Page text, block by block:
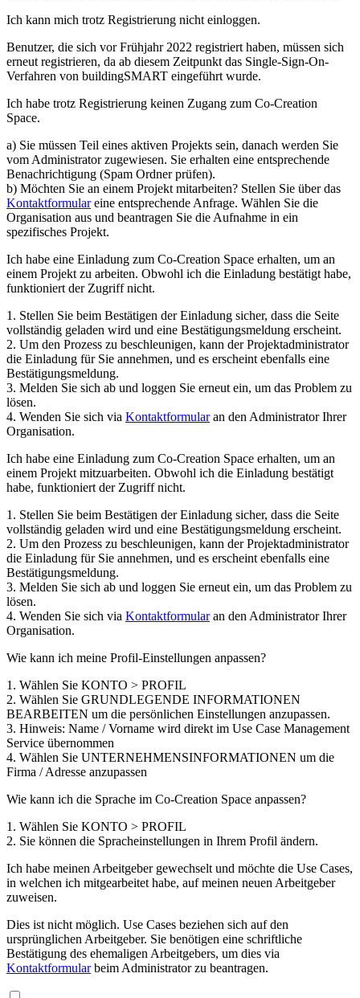
Ich kann mich trotz Registrierung nicht einloggen.
Benutzer, die sich vor Frühjahr 2022 registriert haben, müssen sich
erneut registrieren, da ab diesem Zeitpunkt das Single-Sign-On-
Verfahren von buildingSMART eingeführt wurde.
Ich habe trotz Registrierung keinen Zugang zum Co-Creation
Space.
a) Sie müssen Teil eines aktiven Projekts sein, danach werden Sie
vom Administrator zugewiesen. Sie erhalten eine entsprechende
Benachrichtigung (Spam Ordner prüfen).
b) Möchten Sie an einem Projekt mitarbeiten? Stellen Sie über das
Kontaktformulareine entsprechende Anfrage. Wählen Sie die
Organisation aus und beantragen Sie die Aufnahme in ein
spezifisches Projekt.
Ich habe eine Einladung zum Co-Creation Space erhalten, um an
einem Projekt zu arbeiten. Obwohl ich die Einladung bestätigt habe,
funktioniert der Zugriff nicht.
1. Stellen Sie beim Bestätigen der Einladung sicher, dass die Seite
vollständig geladen wird und eine Bestätigungsmeldung erscheint.
2. Um den Prozess zu beschleunigen, kann der Projektadministrator
die Einladung für Sie annehmen, und es erscheint ebenfalls eine
Bestätigungsmeldung.
3. Melden Sie sich ab und loggen Sie erneut ein, um das Problem zu
lösen.
4. Wenden Sie sich via Kontaktformularan den Administrator Ihrer
Organisation.
Ich habe eine Einladung zum Co-Creation Space erhalten, um an
einem Projekt mitzuarbeiten. Obwohl ich die Einladung bestätigt
habe, funktioniert der Zugriff nicht.
1. Stellen Sie beim Bestätigen der Einladung sicher, dass die Seite
vollständig geladen wird und eine Bestätigungsmeldung erscheint.
2. Um den Prozess zu beschleunigen, kann der Projektadministrator
die Einladung für Sie annehmen, und es erscheint ebenfalls eine
Bestätigungsmeldung.
3. Melden Sie sich ab und loggen Sie erneut ein, um das Problem zu
lösen.
4. Wenden Sie sich via Kontaktformularan den Administrator Ihrer
Organisation.
Wie kann ich meine Profil-Einstellungen anpassen?
1. Wählen Sie KONTO > PROFIL
2. Wählen Sie GRUNDLEGENDE INFORMATIONEN
BEARBEITEN um die persönlichen Einstellungen anzupassen.
3. Hinweis: Name / Vorname wird direkt im Use Case Management
Service übernommen
4. Wählen Sie UNTERNEHMENSINFORMATIONEN um die
Firma / Adresse anzupassen
Wie kann ich die Sprache im Co-Creation Space anpassen?
1. Wählen Sie KONTO > PROFIL
2. Sie können die Spracheinstellungen in Ihrem Profil ändern.
Ich habe meinen Arbeitgeber gewechselt und möchte die Use Cases,
in welchen ich mitgearbeitet habe, auf meinen neuen Arbeitgeber
zuweisen.
Dies ist nicht möglich. Use Cases beziehen sich auf den
ursprünglichen Arbeitgeber. Sie benötigen eine schriftliche
Bestätigung des ehemaligen Arbeitgebers, um dies via
Kontaktformularbeim Administrator zu beantragen.